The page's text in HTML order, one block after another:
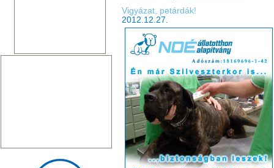
Vigyázat, petárdák!
2012.12.27.